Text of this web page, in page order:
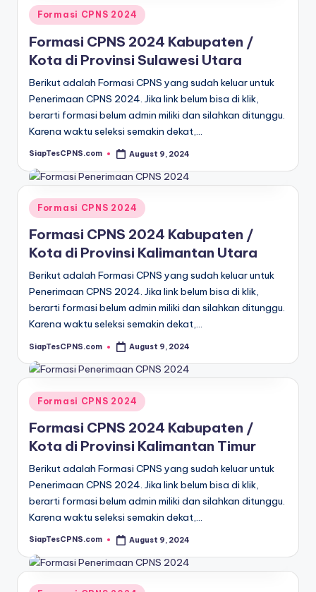
Posted
Formasi CPNS 2024
Formasi CPNS 2024 Kabupaten /
Kota di Provinsi Sulawesi Utara
Berikut adalah Formasi CPNS yang sudah keluar untuk
Penerimaan CPNS 2024. Jika link belum bisa di klik,
berarti formasi belum admin miliki dan silahkan ditunggu.
Karena waktu seleksi semakin dekat,…
Posted
SiapTesCPNS.com August 9, 2024
Posted
in
Formasi CPNS 2024
Formasi CPNS 2024 Kabupaten /
Kota di Provinsi Kalimantan Utara
Berikut adalah Formasi CPNS yang sudah keluar untuk
Penerimaan CPNS 2024. Jika link belum bisa di klik,
berarti formasi belum admin miliki dan silahkan ditunggu.
Karena waktu seleksi semakin dekat,…
Posted
SiapTesCPNS.com August 9, 2024
Posted
in
Formasi CPNS 2024
Formasi CPNS 2024 Kabupaten /
Kota di Provinsi Kalimantan Timur
Berikut adalah Formasi CPNS yang sudah keluar untuk
Penerimaan CPNS 2024. Jika link belum bisa di klik,
berarti formasi belum admin miliki dan silahkan ditunggu.
Karena waktu seleksi semakin dekat,…
Posted
SiapTesCPNS.com August 9, 2024